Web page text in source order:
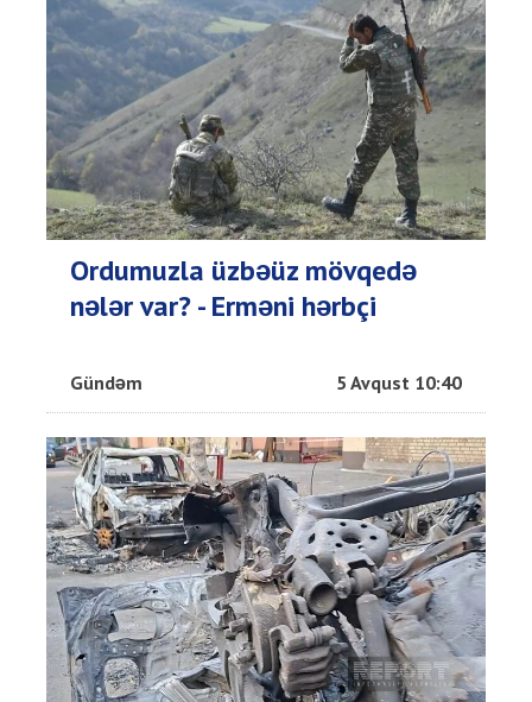
Ordumuzla üzbəüz mövqedə
nələr var? - Erməni hərbçi
Gündəm 5 Avqust 10:40